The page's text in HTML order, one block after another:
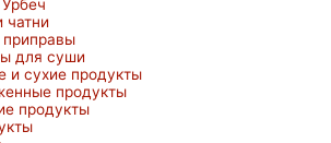
чатни
для суши
и сухие продукты
продукты
продукты